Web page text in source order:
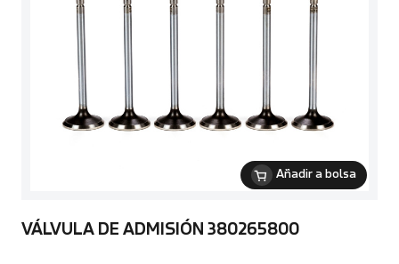
Añadir a bolsa
VÁLVULA DE ADMISIÓN 380265800